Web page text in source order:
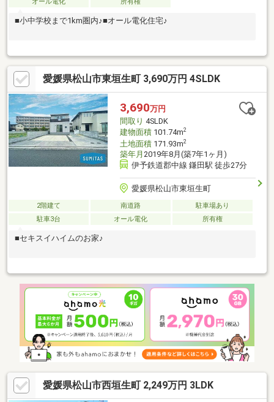
オール電化 所有権
■小中学校まで1km圏内♪■オール電化住宅♪
愛媛県松山市東垣生町 3,690万円 4SLDK
3,690万円
間取り 4SLDK
建物面積101.74m2
土地面積171.93m2
築年月 2019年8月(築7年1ヶ月)
伊予鉄道郡中線 鎌田駅 徒歩27分
愛媛県松山市東垣生町
2階建て 南道路
駐車場あり
駐車3台
オール電化 所有権
■セキスイハイムのお家♪
愛媛県松山市西垣生町 2,249万円 3LDK